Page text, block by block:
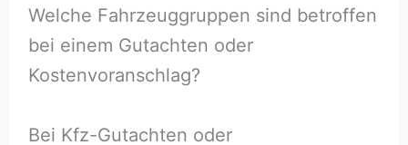
Welche Fahrzeuggruppen sind betroffen
bei einem Gutachten oder
Kostenvoranschlag?
Bei Kfz-Gutachten oder